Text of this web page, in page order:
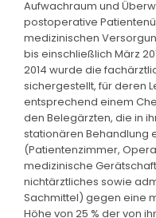
Aufwachraum und
postoperative
medizinischen
bis einschließlich März
2014 wurde die
sichergestellt, für deren
entsprechend einem
den Belegärzten, die in
stationären Behandlung
(Patientenzimmer,
medizinische
nichtärztliches sowie
Sachmittel) gegen eine
Höhe von 25 % der von